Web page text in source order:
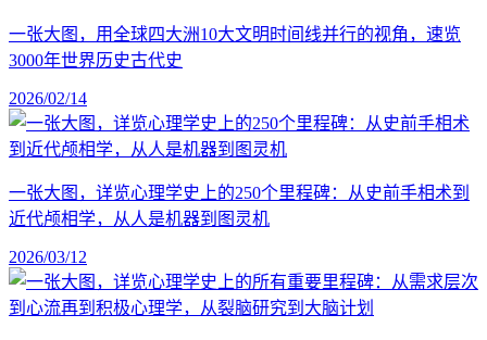
一张大图，用全球四大洲10大文明时间线并行的视角，速览
3000年世界历史古代史
2026/02/14
一张大图，详览心理学史上的250个里程碑：从史前手相术到
近代颅相学，从人是机器到图灵机
2026/03/12